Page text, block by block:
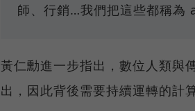
師、行銷…我們把這些都稱為
黃仁勳進一步指出，數位人類與
出，因此背後需要持續運轉的計